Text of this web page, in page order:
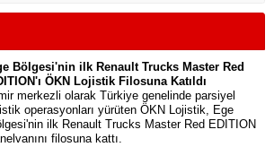
Bölgesi'nin ilk Renault Trucks Master Red
ÖKN Lojistik Filosuna Katıldı
merkezli olarak Türkiye genelinde parsiyel
operasyonları yürüten ÖKN Lojistik, Ege
ilk Renault Trucks Master Red EDITION
filosuna kattı.